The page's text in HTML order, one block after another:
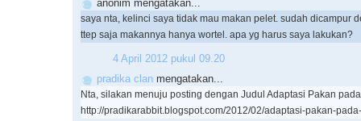
anonim mengatakan...
saya nta, kelinci saya tidak mau makan pelet. sudah dicampur
ttep saja makannya hanya wortel. apa yg harus saya lakukan?
4 April 2012 pukul 09.20
pradika clan mengatakan...
Nta, silakan menuju posting dengan Judul Adaptasi Pakan
http://pradikarabbit.blogspot.com/2012/02/adaptasi-pakan-